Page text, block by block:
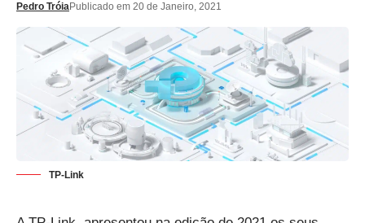
Pedro TróiaPublicado em 20 de Janeiro, 2021
TP-Link